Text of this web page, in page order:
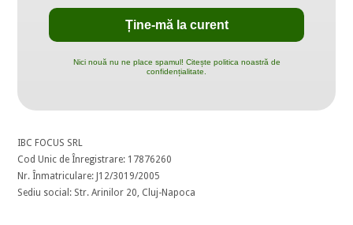
Nici nouă nu ne place spamul! Citește politica noastră de
confidențialitate.
IBC FOCUS SRL
Cod Unic de Înregistrare: 17876260
Nr. Înmatriculare: J12/3019/2005
Sediu social: Str. Arinilor 20, Cluj-Napoca